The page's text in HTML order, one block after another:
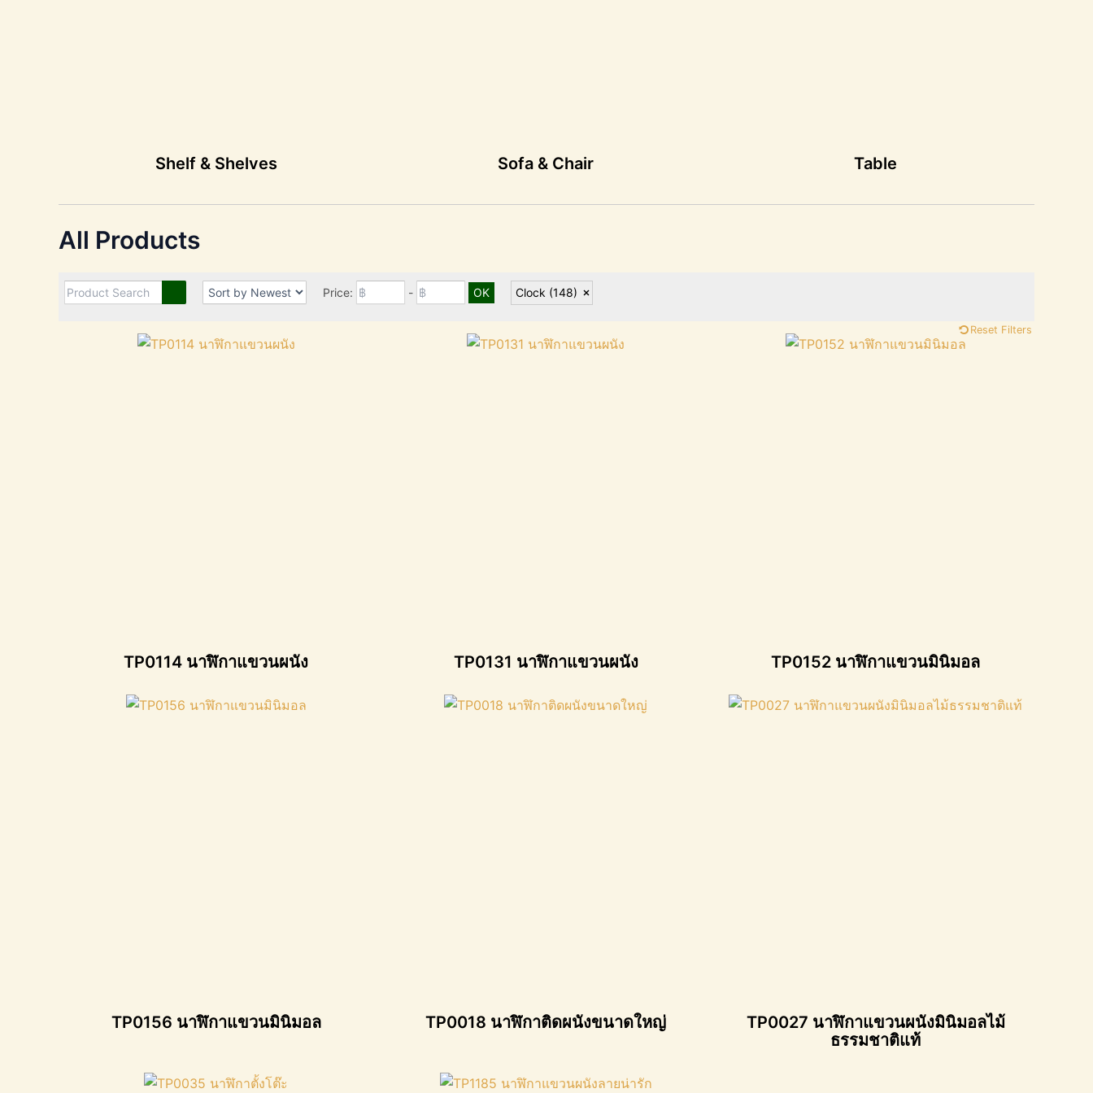
Shelf & Shelves Sofa & Chair Table
All Products
Price: - Clock (148)
Reset Filters
TP0114 นาฬิกาแขวนผนัง TP0131 นาฬิกาแขวนผนัง TP0152 นาฬิกาแขวนมินิมอล
TP0156 นาฬิกาแขวนมินิมอล TP0018 นาฬิกาติดผนังขนาดใหญ่
TP0027 นาฬิกาแขวนผนังมินิมอลไม้
ธรรมชาติแท้